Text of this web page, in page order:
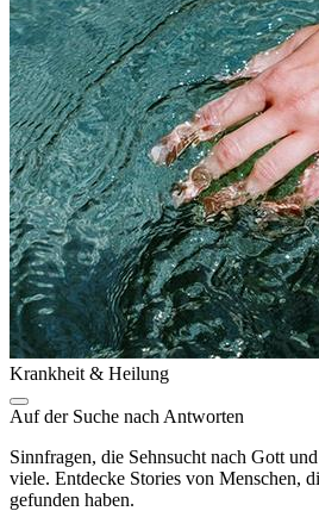
Krankheit & Heilung
Auf der Suche nach Antworten
Sinnfragen, die Sehnsucht nach Gott
viele. Entdecke Stories von Menschen,
gefunden haben.